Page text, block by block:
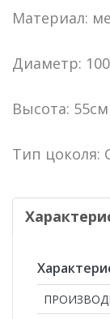
Материал:
Диаметр:
Высота: 55см
Тип цоколя: